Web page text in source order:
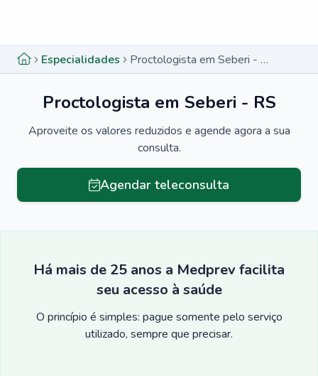
Especialidades Proctologista em Seberi - RS
Proctologista em Seberi - RS
Aproveite os valores reduzidos e agende agora a sua
consulta.
Agendar teleconsulta
Há mais de 25 anos a Medprev facilita
seu acesso à saúde
O princípio é simples: pague somente pelo serviço
utilizado, sempre que precisar.